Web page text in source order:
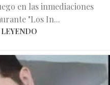
en las inmediaciones
"Los In...